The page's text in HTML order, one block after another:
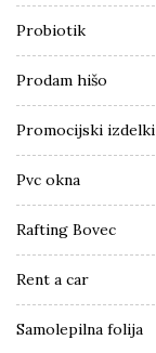
Probiotik
Prodam hišo
Promocijski izdelki
Pvc okna
Rafting Bovec
Rent a car
Samolepilna folija